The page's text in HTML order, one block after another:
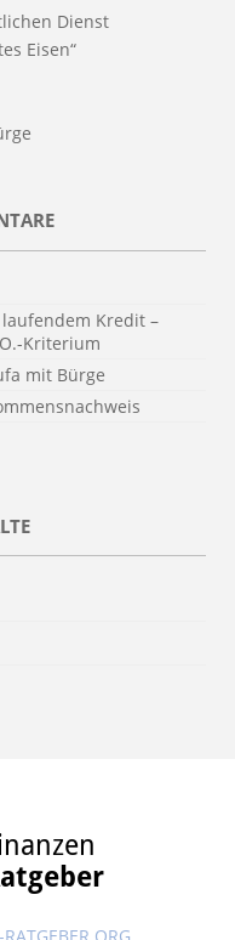
Dienst
Eisen“
Kredit –
Kriterium
mit Bürge